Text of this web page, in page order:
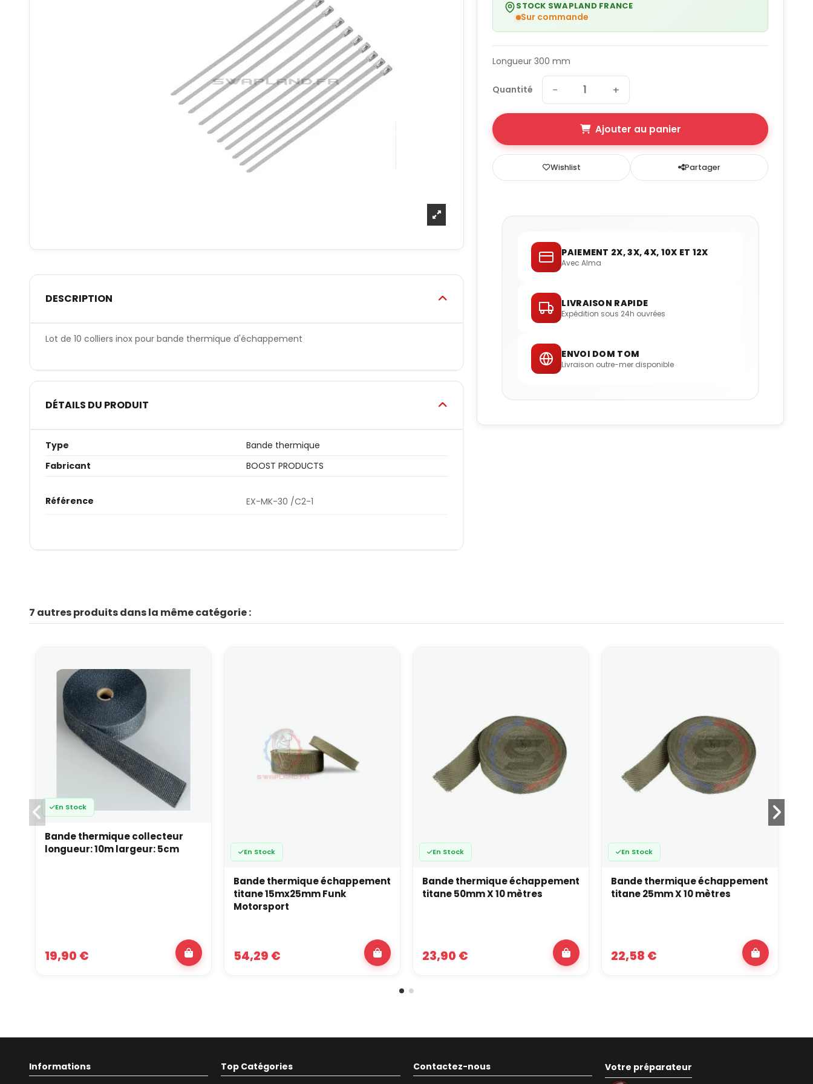
DESCRIPTION
Lot de 10 colliers inox pour bande thermique d'échappement
DÉTAILS DU PRODUIT
Type
Bande thermique
Fabricant
BOOST PRODUCTS
Référence EX-MK-30 /C2-1
STOCK SWAPLAND FRANCE
Sur commande
Longueur 300 mm
Quantité − +
Ajouter au panier
Wishlist Partager
PAIEMENT 2X, 3X, 4X, 10X ET 12X
Avec Alma
LIVRAISON RAPIDE
Expédition sous 24h ouvrées
ENVOI DOM TOM
Livraison outre-mer disponible
7 autres produits dans la même catégorie :
En Stock
Bande thermique collecteur
longueur: 10m largeur: 5cm
19,90 €
En Stock
Bande thermique échappement
titane 15mx25mm Funk
Motorsport
54,29 €
En Stock
Bande thermique échappement
titane 50mm X 10 mètres
23,90 €
En Stock
Bande thermique échappement
titane 25mm X 10 mètres
22,58 €
Informations
Top Catégories
Contactez-nous
Votre préparateur